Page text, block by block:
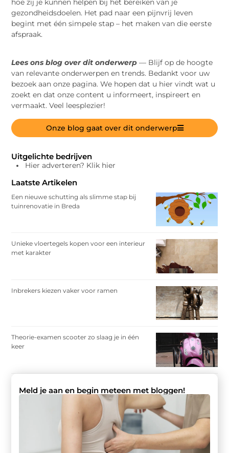
hoe zij je kunnen helpen bij het bereiken van je
gezondheidsdoelen. Het pad naar een pijnvrij leven
begint met één simpele stap – het maken van die eerste
afspraak.
Lees ons blog over dit onderwerp— Blijf op de hoogte
van relevante onderwerpen en trends. Bedankt voor uw
bezoek aan onze pagina. We hopen dat u hier vindt wat u
zoekt en dat onze content u informeert, inspireert en
vermaakt. Veel leesplezier!
Onze blog gaat over dit onderwerp
Uitgelichte bedrijven
Hier adverteren? Klik hier
Laatste Artikelen
Een nieuwe schutting als slimme stap bij
tuinrenovatie in Breda
Unieke vloertegels kopen voor een interieur
met karakter
Inbrekers kiezen vaker voor ramen
Theorie-examen scooter zo slaag je in één
keer
Meld je aan en begin meteen met bloggen!